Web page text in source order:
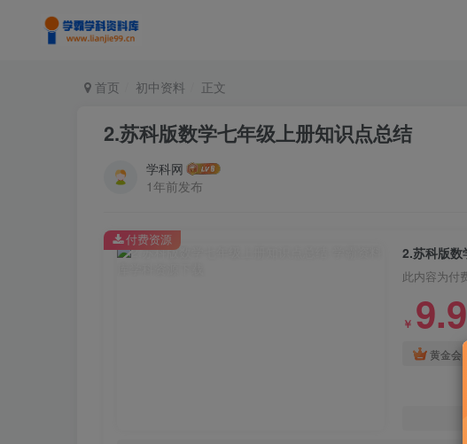
首页 初中资料 正文
2.苏科版数学七年级上册知识点总结
学科网
1年前发布
2.苏科版数
此内容为付
￥ 9.9
黄金会员
付费资源